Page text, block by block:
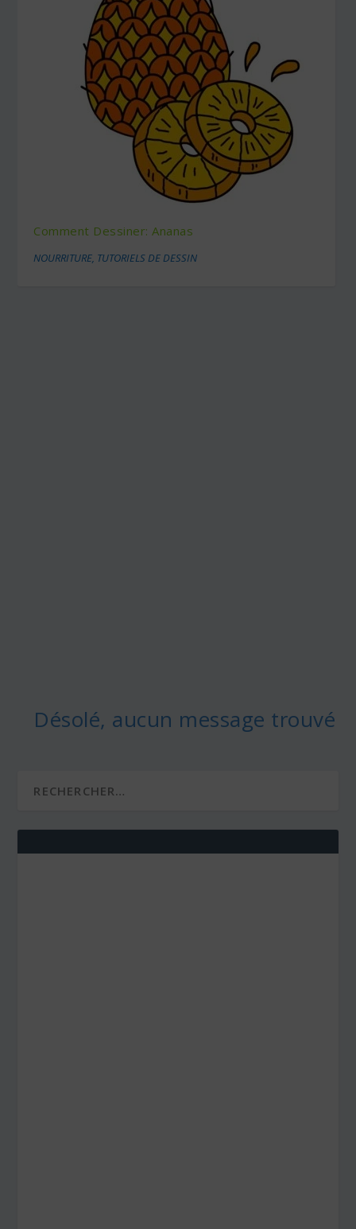
Comment Dessiner: Ananas
NOURRITURE, TUTORIELS DE DESSIN
Désolé, aucun message trouvé